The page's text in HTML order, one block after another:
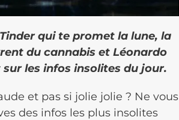
qui te promet la lune, la
du cannabis et Léonardo
les infos insolites du jour.
et pas si jolie jolie ? Ne vous
des infos les plus insolites